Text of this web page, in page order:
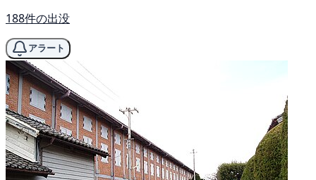
188件の出没
アラート